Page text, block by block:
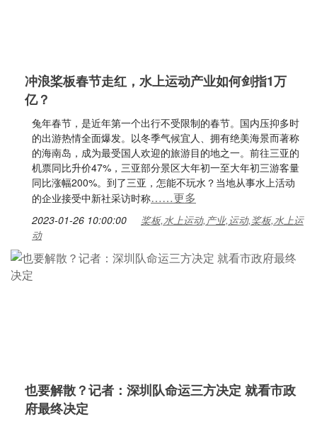
冲浪桨板春节走红，水上运动产业如何剑指1万
亿？
兔年春节，是近年第一个出行不受限制的春节。国内压抑多时
的出游热情全面爆发。以冬季气候宜人、拥有绝美海景而著称
的海南岛，成为最受国人欢迎的旅游目的地之一。前往三亚的
机票同比升价47%，三亚部分景区大年初一至大年初三游客量
同比涨幅200%。到了三亚，怎能不玩水？当地从事水上活动
的企业接受中新社采访时称……更多
2023-01-26 10:00:00
桨板,水上运动,产业,运动,桨板,水上运
动
也要解散？记者：深圳队命运三方决定 就看市政
府最终决定